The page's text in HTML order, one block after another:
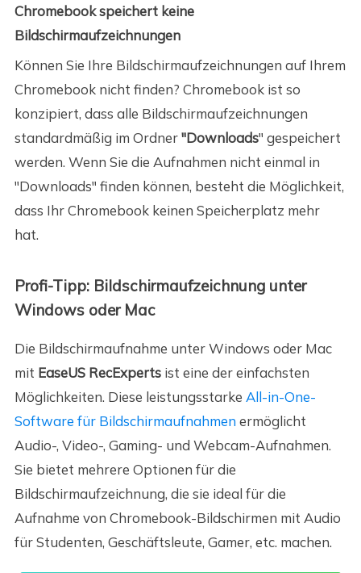
Chromebook speichert keine
Bildschirmaufzeichnungen
Können Sie Ihre Bildschirmaufzeichnungen auf Ihrem
Chromebook nicht finden? Chromebook ist so
konzipiert, dass alle Bildschirmaufzeichnungen
standardmäßig im Ordner"Downloads" gespeichert
werden. Wenn Sie die Aufnahmen nicht einmal in
"Downloads" finden können, besteht die Möglichkeit,
dass Ihr Chromebook keinen Speicherplatz mehr
hat.
Profi-Tipp: Bildschirmaufzeichnung unter
Windows oder Mac
Die Bildschirmaufnahme unter Windows oder Mac
mit EaseUS RecExpertsist eine der einfachsten
Möglichkeiten. Diese leistungsstarke All-in-One-
Software für Bildschirmaufnahmenermöglicht
Audio-, Video-, Gaming- und Webcam-Aufnahmen.
Sie bietet mehrere Optionen für die
Bildschirmaufzeichnung, die sie ideal für die
Aufnahme von Chromebook-Bildschirmen mit Audio
für Studenten, Geschäftsleute, Gamer, etc. machen.